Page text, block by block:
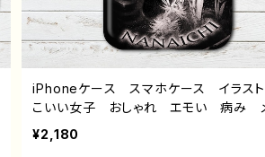
iPhoneケース スマホケース イラス
こいい女子 おしゃれ エモい 病み
ラ ヤンデレ ロック クール セクシ
hone15/14/13/12/11 AQUOS
¥2,180